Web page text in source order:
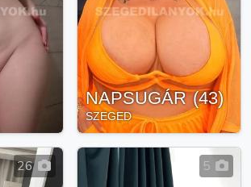
NAPSUGÁR (43)
SZEGED
26 5